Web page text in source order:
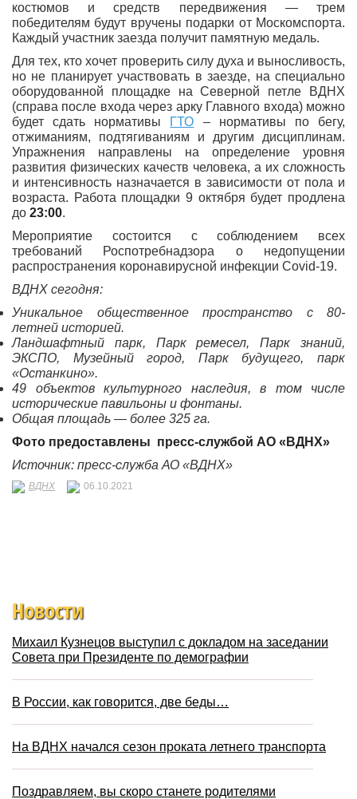
костюмов и средств передвижения — трем
победителям будут вручены подарки от Москомспорта.
Каждый участник заезда получит памятную медаль.
Для тех, кто хочет проверить силу духа и выносливость,
но не планирует участвовать в заезде, на специально
оборудованной площадке на Северной петле ВДНХ
(справа после входа через арку Главного входа) можно
будет сдать нормативы ГТО – нормативы по бегу,
отжиманиям, подтягиваниям и другим дисциплинам.
Упражнения направлены на определение уровня
развития физических качеств человека, а их сложность
и интенсивность назначается в зависимости от пола и
возраста. Работа площадки 9 октября будет продлена
до 23:00.
Мероприятие состоится с соблюдением всех
требований Роспотребнадзора о недопущении
распространения коронавирусной инфекции Covid-19.
ВДНХ сегодня:
Уникальное общественное пространство с 80-
летней историей.
Ландшафтный парк, Парк ремесел, Парк знаний,
ЭКСПО, Музейный город, Парк будущего, парк
«Останкино».
49 объектов культурного наследия, в том числе
исторические павильоны и фонтаны.
Общая площадь — более 325 га.
Фото предоставлены пресс-службой АО «ВДНХ»
Источник: пресс-служба АО «ВДНХ»
ВДНХ 06.10.2021
Новости
Михаил Кузнецов выступил с докладом на заседании
Совета при Президенте по демографии
В России, как говорится, две беды…
На ВДНХ начался сезон проката летнего транспорта
Поздравляем, вы скоро станете родителями